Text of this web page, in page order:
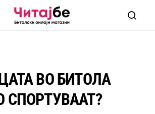
ВО БИТОЛА